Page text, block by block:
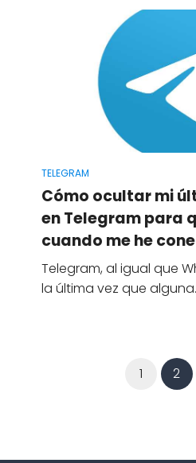
TELEGRAM
Cómo ocultar mi
en Telegram para
cuando me he
Telegram, al igual que
la última vez que
1 2